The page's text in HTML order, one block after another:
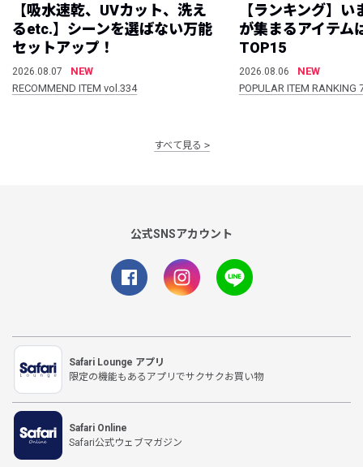
【吸水速乾、UVカット、洗え
るetc.】シーンを選ばない万能
セットアップ！
2026.08.07
NEW
RECOMMEND ITEM vol.334
【ランキング】
が集まるアイテム
TOP15
2026.08.06
NEW
POPULAR ITEM
すべて見る
公式SNSアカウント
Safari Lounge アプリ
限定の機能もあるアプリでサクサクお買い物
Safari Online
Safari公式ウェブマガジン